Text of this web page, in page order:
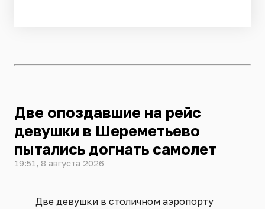
Две опоздавшие на рейс
девушки в Шереметьево
пытались догнать самолет
19:51, 8 августа 2026
Две девушки в столичном аэропорту